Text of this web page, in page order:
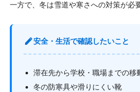
一方で、冬は雪道や寒さへの対策が必
edit安全・生活で確認したいこと
滞在先から学校・職場までの移
冬の防寒具や滑りにくい靴